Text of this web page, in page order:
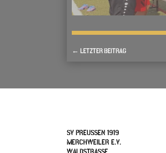
←LETZTER BEITRAG
SV PREUSSEN 1919
MERCHWEILER E.V.